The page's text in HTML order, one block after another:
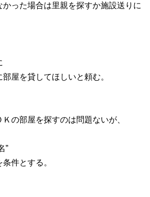
かった場合は里親を探すか施設送りに
屋を貸してほしいと頼む。
の部屋を探すのは問題ないが、
”
件とする。